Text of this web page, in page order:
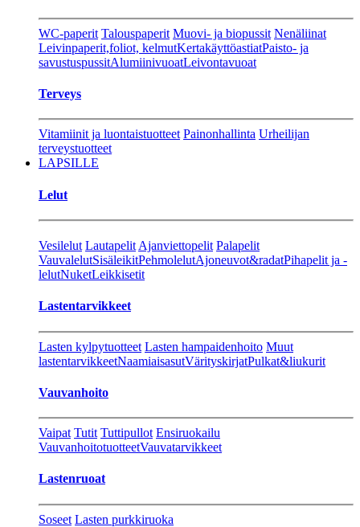
WC-paperit Talouspaperit Muovi- ja biopussit Nenäliinat
Leivinpaperit,foliot, kelmutKertakäyttöastiatPaisto- ja
savustuspussitAlumiinivuoatLeivontavuoat
Terveys
Vitamiinit ja luontaistuotteet Painonhallinta Urheilijan
terveystuotteet
LAPSILLE
Lelut
Vesilelut Lautapelit Ajanviettopelit Palapelit
VauvalelutSisäleikitPehmolelutAjoneuvot&radatPihapelit ja -
lelutNuketLeikkisetit
Lastentarvikkeet
Lasten kylpytuotteet Lasten hampaidenhoito Muut
lastentarvikkeetNaamiaisasutVärityskirjatPulkat&liukurit
Vauvanhoito
Vaipat Tutit Tuttipullot Ensiruokailu
VauvanhoitotuotteetVauvatarvikkeet
Lastenruoat
Soseet Lasten purkkiruoka